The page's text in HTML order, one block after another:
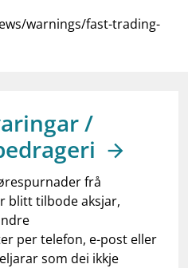
warnings/fast-trading-
/
frå
blitt tilbode aksjar,
per telefon, e-post eller
som dei ikkje